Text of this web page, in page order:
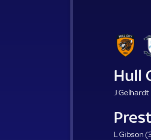
Hull
J Gelhardt
L Gibson (